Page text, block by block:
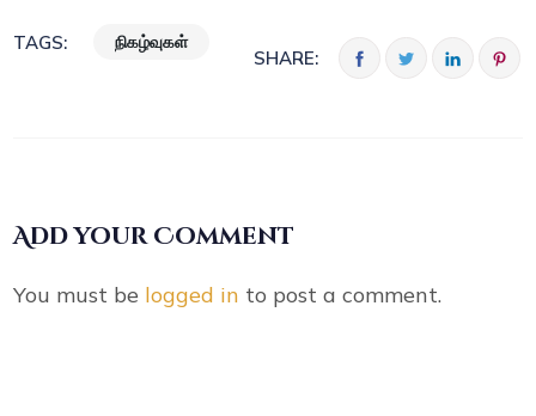
TAGS: நிகழ்வுகள்
SHARE:
Add your Comment
You must be logged in to post a comment.